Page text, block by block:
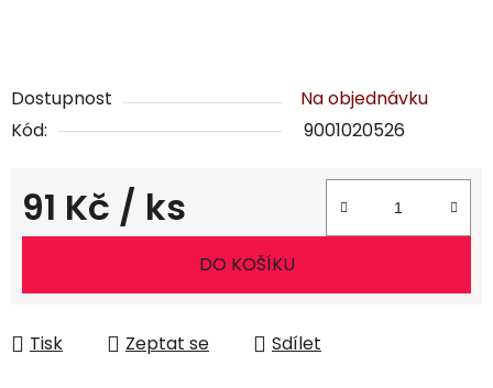
Dostupnost
Na objednávku
Kód:
9001020526
91 Kč / ks
Měrná cena:
DO KOŠÍKU
Tisk Zeptat se Sdílet